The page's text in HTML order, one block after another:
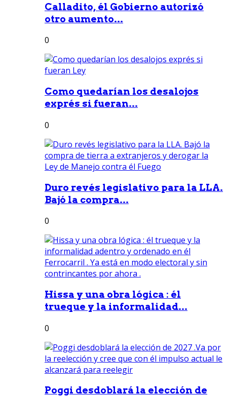
Calladito, él Gobierno autorizó
otro aumento...
0
Como quedarían los desalojos
exprés si fueran...
0
Duro revés legislativo para la LLA.
Bajó la compra...
0
Hissa y una obra lógica : él
trueque y la informalidad...
0
Poggi desdoblará la elección de